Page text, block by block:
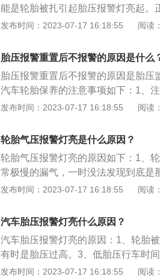
灯开关调整不当；刹车灯内部接触不
用手指将刹车开关连杆往下推到底，
防抱死制动系统故障，紧急制动时如
法减速或调整车辆行驶轨迹，安全隐
能是轮胎被扎引起胎压报警灯亮起。
于1.8以下时，就会引起胎压灯报警
元接受不到传感器信号就会报警灯亮
警灯亮，跟轮胎胎压没有直接关系。
发布时间：2023-07-17 16:18:55 阅读
胎压报警重置后不报警的原因是什么
胎压报警重置后不报警的原因是胎
汽车轮胎保养的注意事项如下：1、
过低都会缩短轮胎的使用寿命。气压
断。2、定期检查前轮定位：前轮定
前束和前轮外倾为主要因素。前轮外
过小过大主要是加速轮胎内外侧的磨
面行驶，躲避锋利的石头、玻璃、
遗洒物质对轮胎的粘附，腐蚀。行驶
发布时间：2023-07-17 16:18:55 阅读
轮胎气压报警灯亮是什么原因？
轮胎气压报警灯亮的原因如下：1、
常极慢的漏气，一时没法发现到底是
后2.5，若缺气，就补足，然后再观
车轮胎充气压力符合表1-表15要求：
2.9bar；最高气压：不应大于3.5bar
灯亮。3、低胎压行车时间过长引起
个轮胎胎压过低，高速运转使胎温升
休息或更换备胎。
发布时间：2023-07-17 16:18:55 阅读
汽车胎压报警灯亮什么原因？
汽车胎压报警灯亮的原因：1、轮胎
有时是胎压过高。3、低胎压行车时
胎压变低引起的胎压监测灯亮。以下
发布时间：2023-07-17 16:18:55 阅读